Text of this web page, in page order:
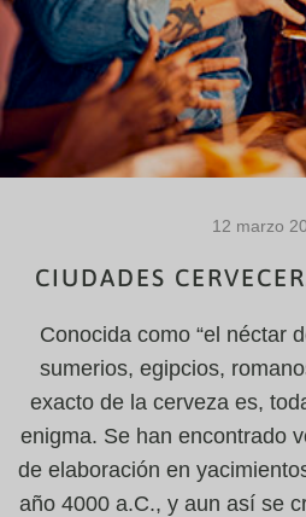
12 marzo
CIUDADES
Conocida como “el néctar
sumerios, egipcios,
exacto de la cerveza es,
enigma. Se han encontrado
de elaboración en
año 4000 a.C., y aun así se